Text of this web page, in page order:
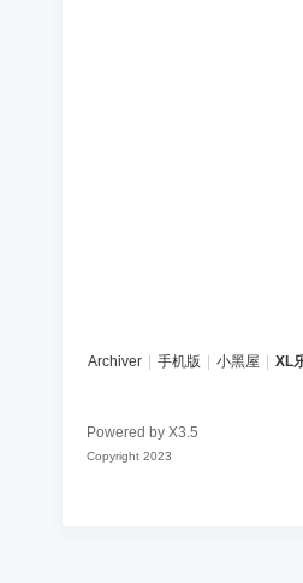
Archiver 手机版 小黑屋 XL
Powered by X3.5
Copyright 2023